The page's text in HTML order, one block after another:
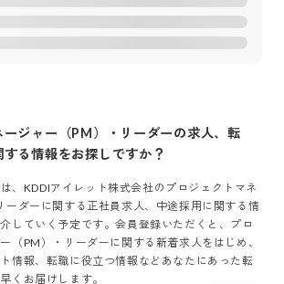
ージャー（PM）・リーダーの求人、転
る情報をお探しですか？
、 KDDIアイレット株式会社の プロジェクトマネ
ーダー に関する正社員求人、中途採用に関する情
していく予定です。会員登録いただくと、
プロ
（PM）・リーダー に関する新着求人をはじめ、
情報、転職に役立つ情報などあなたにあった転
くお届けします。